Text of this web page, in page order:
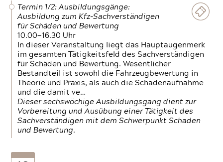
Termin 1/2: Ausbildungsgänge:
Ausbildung zum Kfz-Sachverständigen
für Schäden und Bewertung
10.00—16.30 Uhr
In dieser Veranstaltung liegt das Hauptaugenmerk
im gesamten Tätigkeitsfeld des Sachverständigen
für Schäden und Bewertung. Wesentlicher
Bestandteil ist sowohl die Fahrzeugbewertung in
Theorie und Praxis, als auch die Schadenaufnahme
und die damit ve…
Dieser sechswöchige Ausbildungsgang dient zur
Vorbereitung und Ausübung einer Tätigkeit des
Sachverständigen mit dem Schwerpunkt Schaden
und Bewertung.